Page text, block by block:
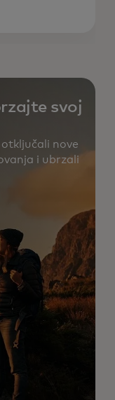
svoj
nove
i ubrzali